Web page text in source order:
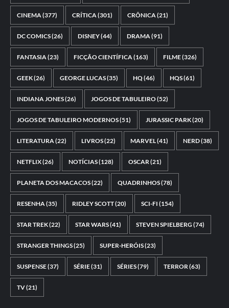
CINEMA(377) CRÍTICA(301) CRÔNICA(21)
DC COMICS(26) DISNEY(44) DRAMA(91)
FANTASIA(23) FICÇÃO CIENTÍFICA(163) FILME(326)
GEEK(26) GEORGE LUCAS(35) HQ(46) HQS(61)
INDIANA JONES(26) JOGOS DE TABULEIRO(52)
JOGOS DE TABULEIRO MODERNOS(51) JURASSIC PARK(20)
LITERATURA(22) LIVROS(22) MARVEL(41) NERD(38)
NETFLIX(26) NOTÍCIAS(128) OSCAR(21)
PLANETA DOS MACACOS(22) QUADRINHOS(78)
RESENHA(35) RIDLEY SCOTT(20) SCI-FI (154)
STAR TREK(22) STAR WARS(41) STEVEN SPIELBERG (74)
STRANGER THINGS(25) SUPER-HERÓIS(23)
SUSPENSE(37) SÉRIE(31) SÉRIES(79) TERROR(63)
TV(21)